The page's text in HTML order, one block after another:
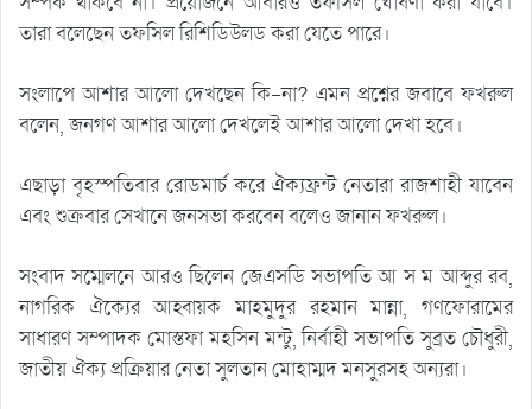
তারা বলেছেন তফসিল রিশিডিউলড করা যেতে পারে।
সংলাপে আশার আলো দেখছেন কি-না? এমন প্রশ্নের জবাবে ফখরুল
বলেন, জনগণ আশার আলো দেখলেই আশার আলো দেখা হবে।
এছাড়া বৃহস্পতিবার রোডমার্চ করে ঐক্যফ্রন্ট নেতারা রাজশাহী যাবেন
এবং শুক্রবার সেখানে জনসভা করবেন বলেও জানান ফখরুল।
সংবাদ সম্মেলনে আরও ছিলেন জেএসডি সভাপতি আ স ম আব্দুর রব,
নাগরিক ঐক্যের আহ্বায়ক মাহমুদুর রহমান মান্না, গণফোরামের
সাধারণ সম্পাদক মোস্তফা মহসিন মন্টু, নির্বাহী সভাপতি সুব্রত চৌধুরী,
জাতীয় ঐক্য প্রক্রিয়ার নেতা সুলতান মোহাম্মদ মনসুরসহ অন্যরা।